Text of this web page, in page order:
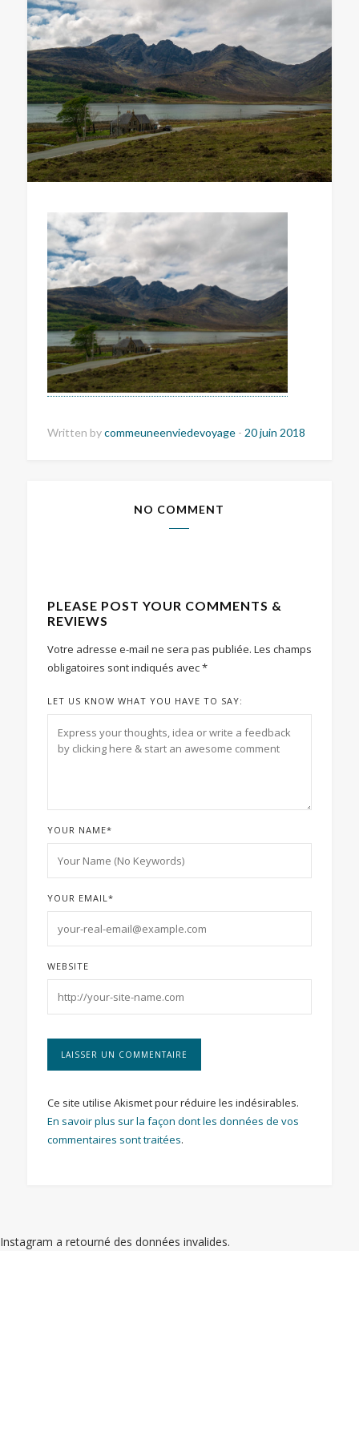
Written bycommeuneenviedevoyage - 20 juin 2018
NO COMMENT
PLEASE POST YOUR COMMENTS &
REVIEWS
Votre adresse e-mail ne sera pas publiée. Les champs
obligatoires sont indiqués avec*
LET US KNOW WHAT YOU HAVE TO SAY:
YOUR NAME*
YOUR EMAIL*
WEBSITE
Ce site utilise Akismet pour réduire les indésirables.
En savoir plus sur la façon dont les données de vos
commentaires sont traitées.
Instagram a retourné des données invalides.